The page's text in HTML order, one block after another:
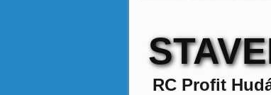
RC Profit